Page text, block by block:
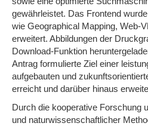
gewährleistet. Das Frontend
wie Geographical Mapping, Web-
erweitert. Abbildungen der
Download-Funktion
Antrag formulierte Ziel einer
aufgebauten und
erreicht und darüber hinaus
Durch die kooperative Forschung
und naturwissenschaftlicher